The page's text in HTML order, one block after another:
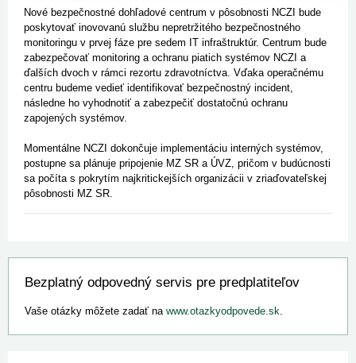
Nové bezpečnostné dohľadové centrum v pôsobnosti NCZI bude
poskytovať inovovanú službu nepretržitého bezpečnostného
monitoringu v prvej fáze pre sedem IT infraštruktúr. Centrum bude
zabezpečovať monitoring a ochranu piatich systémov NCZI a
ďalších dvoch v rámci rezortu zdravotníctva. Vďaka operačnému
centru budeme vedieť identifikovať bezpečnostný incident,
následne ho vyhodnotiť a zabezpečiť dostatočnú ochranu
zapojených systémov.
Momentálne NCZI dokončuje implementáciu interných systémov,
postupne sa plánuje pripojenie MZ SR a ÚVZ, pričom v budúcnosti
sa počíta s pokrytím najkritickejších organizácii v zriaďovateľskej
pôsobnosti MZ SR.
Bezplatný odpovedný servis pre predplatiteľov
Vaše otázky môžete zadať na www.otazkyodpovede.sk.